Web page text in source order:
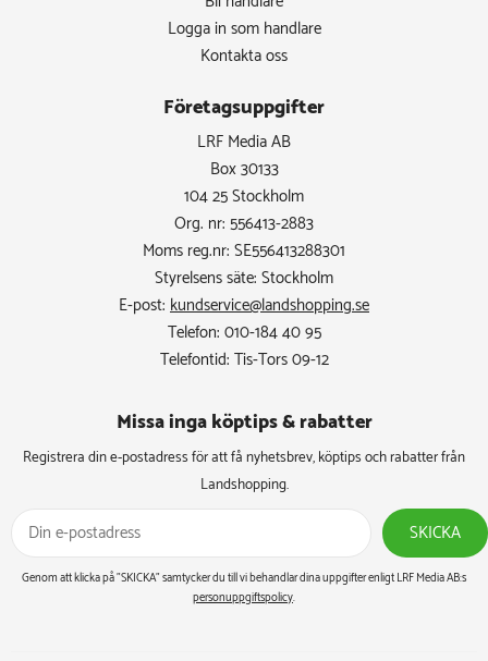
Logga in som handlare
Kontakta oss
Företagsuppgifter
LRF Media AB
Box 30133
104 25 Stockholm
Org. nr: 556413-2883
Moms reg.nr: SE556413288301
Styrelsens säte: Stockholm
E-post: kundservice@landshopping.se
Telefon: 010-184 40 95
Telefontid: Tis-Tors 09-12
Missa inga köptips & rabatter​
Registrera din e-postadress för att få nyhetsbrev, köptips och rabatter från
Landshopping.
SKICKA
Genom att klicka på ”SKICKA” samtycker du till vi behandlar dina uppgifter enligt LRF Media AB:s
personuppgiftspolicy.